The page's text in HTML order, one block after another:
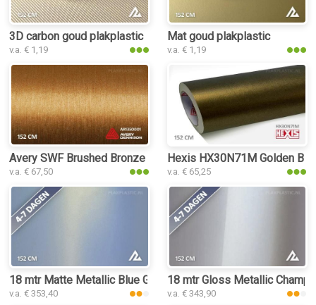
3D carbon goud plakplastic
v.a. € 1,19
Mat goud plakplastic
v.a. € 1,19
Avery SWF Brushed Bronze plakplastic
v.a. € 67,50
Hexis HX30N71M Golden
v.a. € 65,25
18 mtr Matte Metallic Blue Gold 3082 plakplastic
v.a. € 353,40
18 mtr Gloss Metallic
v.a. € 343,90